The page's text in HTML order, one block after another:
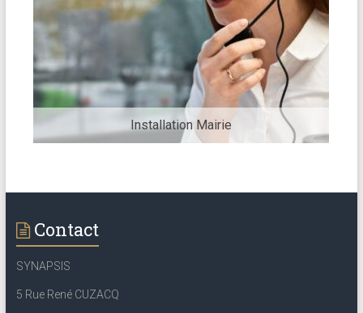
Installation Mairie
Contact
SYNAPSIS
5 Rue René CUZACQ